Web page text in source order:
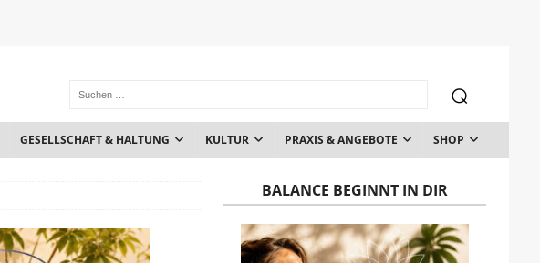
GESELLSCHAFT & HALTUNG KULTUR PRAXIS & ANGEBOTE SHOP
BALANCE BEGINNT IN DIR